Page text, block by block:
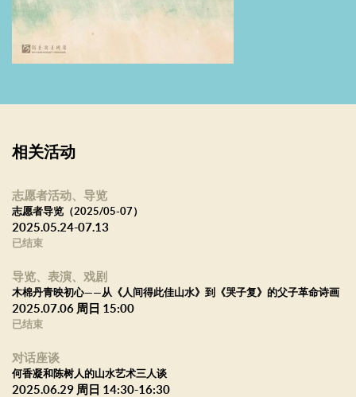
相关活动
志愿者活动、导览
志愿者导览（2025/05-07）
2025.05.24-07.13
已结束
导览、表演、戏剧
木棉丹青映初心——从《人间得此佳山水》到《哭子复》的父子革命诗画
2025.07.06 周日 15:00
已结束
对话座谈
何香凝和陈树人的山水艺术三人谈
2025.06.29 周日 14:30-16:30